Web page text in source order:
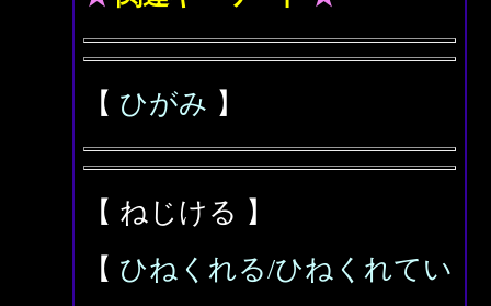
【 ひがみ 】
【 ねじける 】
【 ひねくれる/ひねくれてい